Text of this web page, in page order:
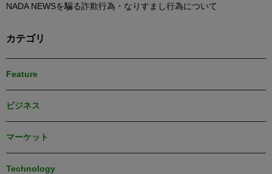
NADA NEWSを騙る詐欺行為・なりすまし行為について
カテゴリ
Feature
ビジネス
マーケット
Technology